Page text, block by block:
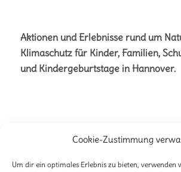
Cookie-Zustimmung
Um dir ein optimales Erlebnis zu bieten, verwenden
Aktionen und Erlebnisse rund um
Klimaschutz für Kinder, Familien,
und Kindergeburtstage in Hannover.
Verena + Volker Stahnke GbR